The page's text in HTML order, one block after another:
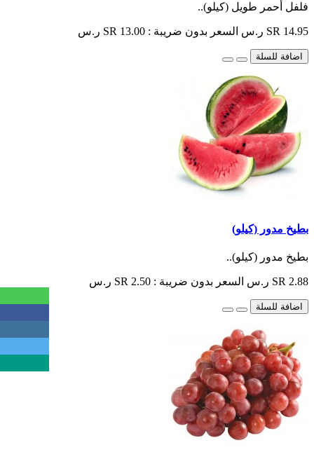
فلفل أحمر طويل (كيلو)..
SR 14.95 ر.س السعر بدون ضريبة : SR 13.00 ر.س
اضافة للسلة
بطيخ مدور (كيلو)
بطيخ مدور (كيلو)..
SR 2.88 ر.س السعر بدون ضريبة : SR 2.50 ر.س
اضافة للسلة